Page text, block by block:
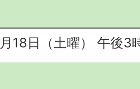
18日（土曜） 午後3